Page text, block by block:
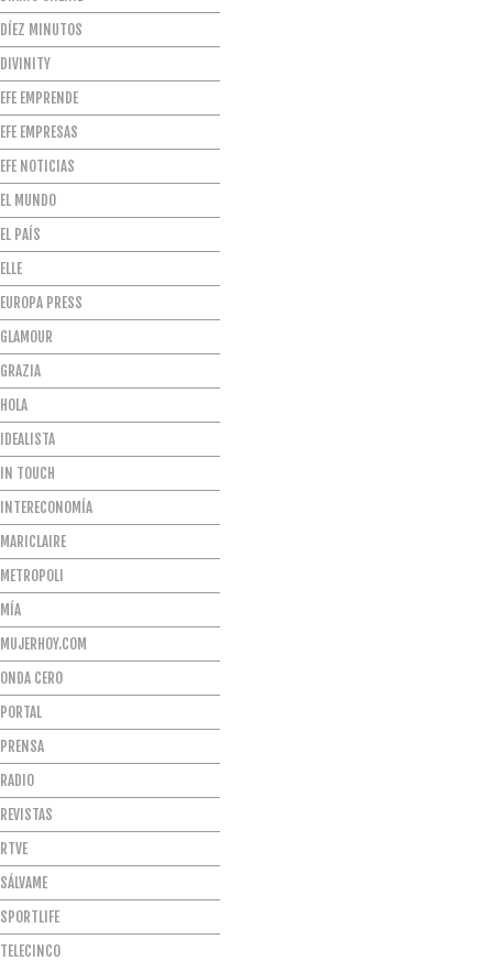
DÍEZ MINUTOS
DIVINITY
EFE EMPRENDE
EFE EMPRESAS
EFE NOTICIAS
EL MUNDO
EL PAÍS
ELLE
EUROPA PRESS
GLAMOUR
GRAZIA
HOLA
IDEALISTA
IN TOUCH
INTERECONOMÍA
MARICLAIRE
METROPOLI
MÍA
MUJERHOY.COM
ONDA CERO
PORTAL
PRENSA
RADIO
REVISTAS
RTVE
SÁLVAME
SPORTLIFE
TELECINCO